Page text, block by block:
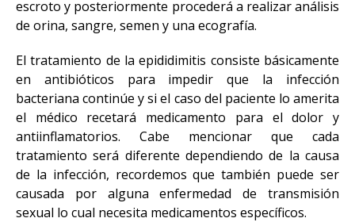
escroto y posteriormente procederá a realizar análisis
de orina, sangre, semen y una ecografía.
El tratamiento de la epididimitis consiste básicamente
en antibióticos para impedir que la infección
bacteriana continúe y si el caso del paciente lo amerita
el médico recetará medicamento para el dolor y
antiinflamatorios. Cabe mencionar que cada
tratamiento será diferente dependiendo de la causa
de la infección, recordemos que también puede ser
causada por alguna enfermedad de transmisión
sexual lo cual necesita medicamentos específicos.